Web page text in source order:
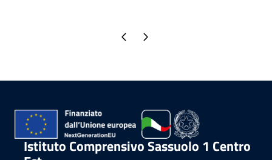
Pagina precedente
Pagina successiva
Istituto Comprensivo Sassuolo 1 Centro